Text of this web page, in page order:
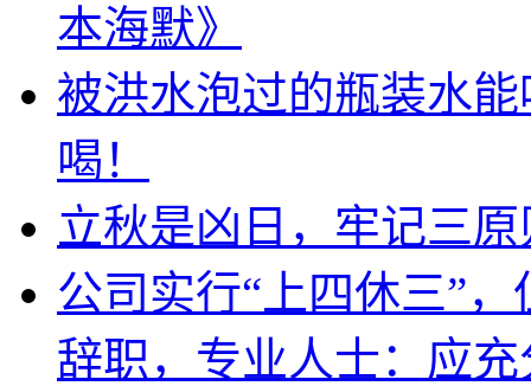
本海默》
被洪水泡过的瓶装水
喝！
立秋是凶日，牢记三原
公司实行“上四休三”
辞职，专业人士：应